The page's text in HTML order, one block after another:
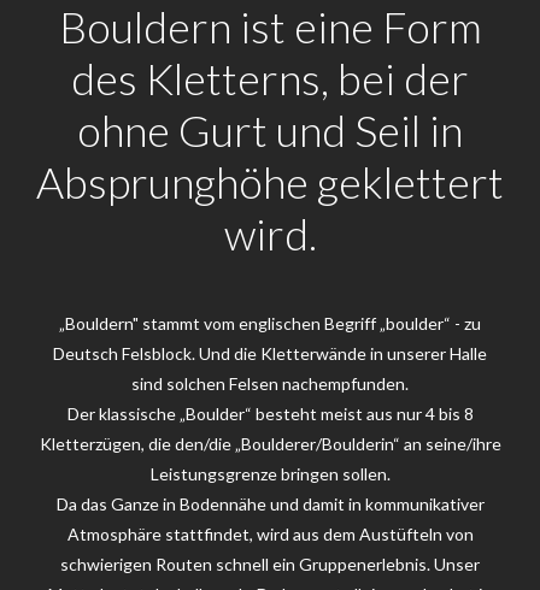
Bouldern ist eine Form
des Kletterns, bei der
ohne Gurt und Seil in
Absprunghöhe geklettert
wird.
„Bouldern" stammt vom englischen Begriff „boulder“ - zu
Deutsch Felsblock. Und die Kletterwände in unserer Halle
sind solchen Felsen nachempfunden.
Der klassische „Boulder“ besteht meist aus nur 4 bis 8
Kletterzügen, die den/die „Boulderer/Boulderin“ an seine/ihre
Leistungsgrenze bringen sollen.
Da das Ganze in Bodennähe und damit in kommunikativer
Atmosphäre stattfindet, wird aus dem Austüfteln von
schwierigen Routen schnell ein Gruppenerlebnis. Unser